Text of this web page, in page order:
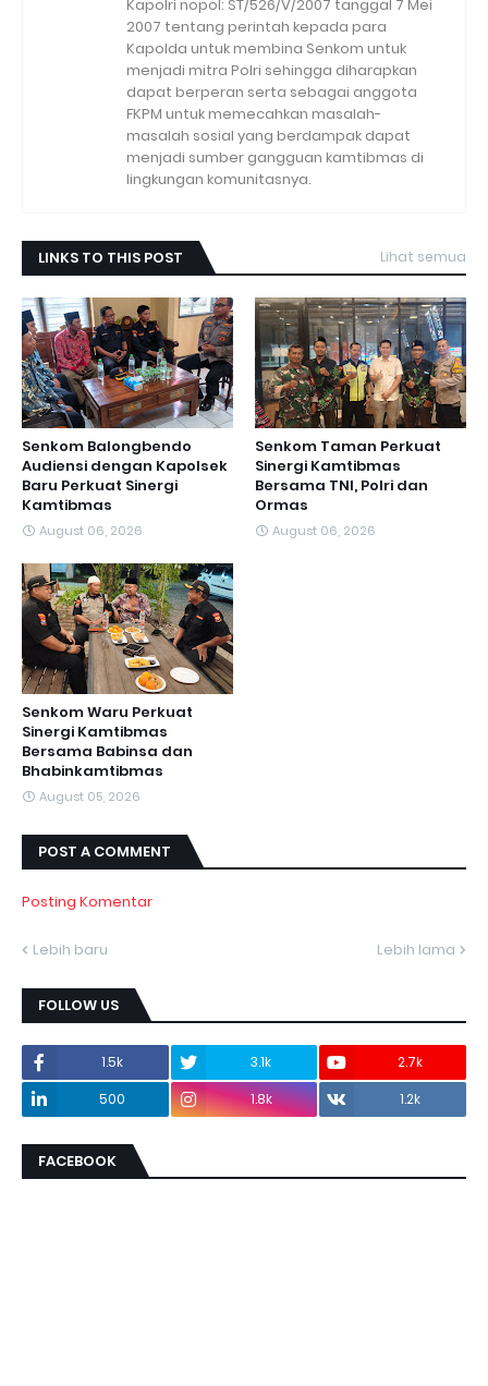
Kapolri nopol: ST/526/V/2007 tanggal 7 Mei
2007 tentang perintah kepada para
Kapolda untuk membina Senkom untuk
menjadi mitra Polri sehingga diharapkan
dapat berperan serta sebagai anggota
FKPM untuk memecahkan masalah-
masalah sosial yang berdampak dapat
menjadi sumber gangguan kamtibmas di
lingkungan komunitasnya.
LINKS TO THIS POST Lihat semua
Senkom Balongbendo
Audiensi dengan Kapolsek
Baru Perkuat Sinergi
Kamtibmas
August 06, 2026
Senkom Taman Perkuat
Sinergi Kamtibmas
Bersama TNI, Polri dan
Ormas
August 06, 2026
Senkom Waru Perkuat
Sinergi Kamtibmas
Bersama Babinsa dan
Bhabinkamtibmas
August 05, 2026
POST A COMMENT
Posting Komentar
Lebih baru Lebih lama
FOLLOW US
1.5k 3.1k
2.7k
500
1.8k 1.2k
FACEBOOK